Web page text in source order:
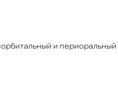
и периоральный